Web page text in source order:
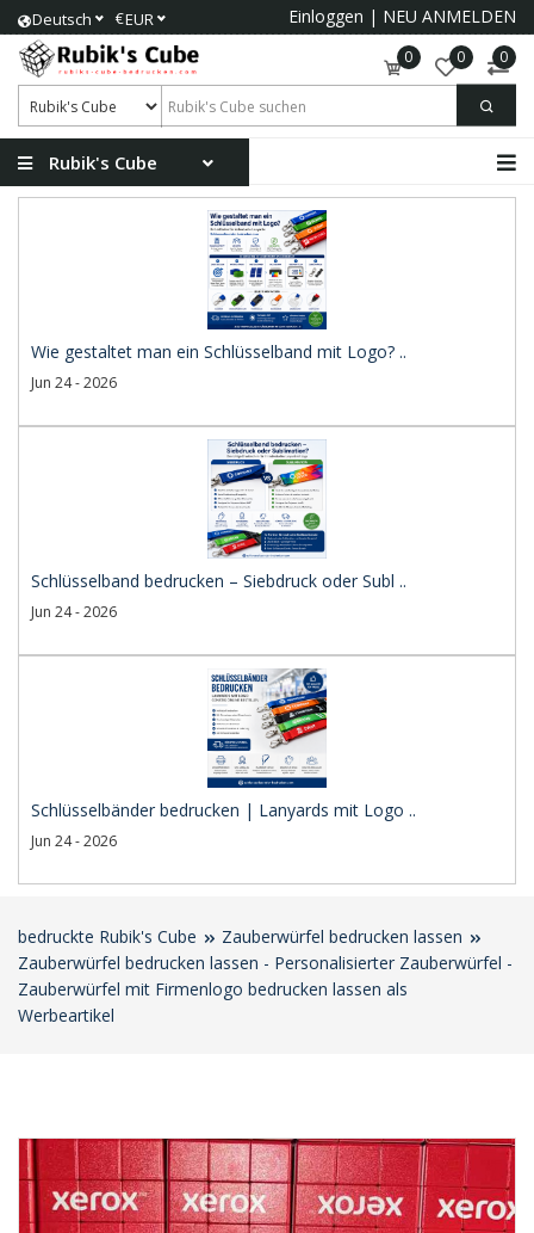
Deutsch €EUR Einloggen | NEU ANMELDEN
0 0 0
Rubik's Cube
Wie gestaltet man ein Schlüsselband mit Logo? ..
Jun 24 - 2026
Schlüsselband bedrucken – Siebdruck oder Subl ..
Jun 24 - 2026
Schlüsselbänder bedrucken | Lanyards mit Logo ..
Jun 24 - 2026
bedruckte Rubik's Cube
Zauberwürfel bedrucken lassen
Zauberwürfel bedrucken lassen - Personalisierter Zauberwürfel -
Zauberwürfel mit Firmenlogo bedrucken lassen als
Werbeartikel